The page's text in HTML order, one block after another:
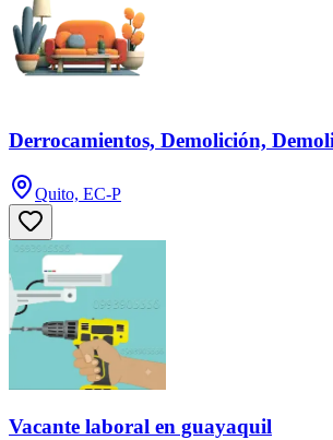
Derrocamientos, Demolición,
Quito, EC-P
Vacante laboral en guayaquil